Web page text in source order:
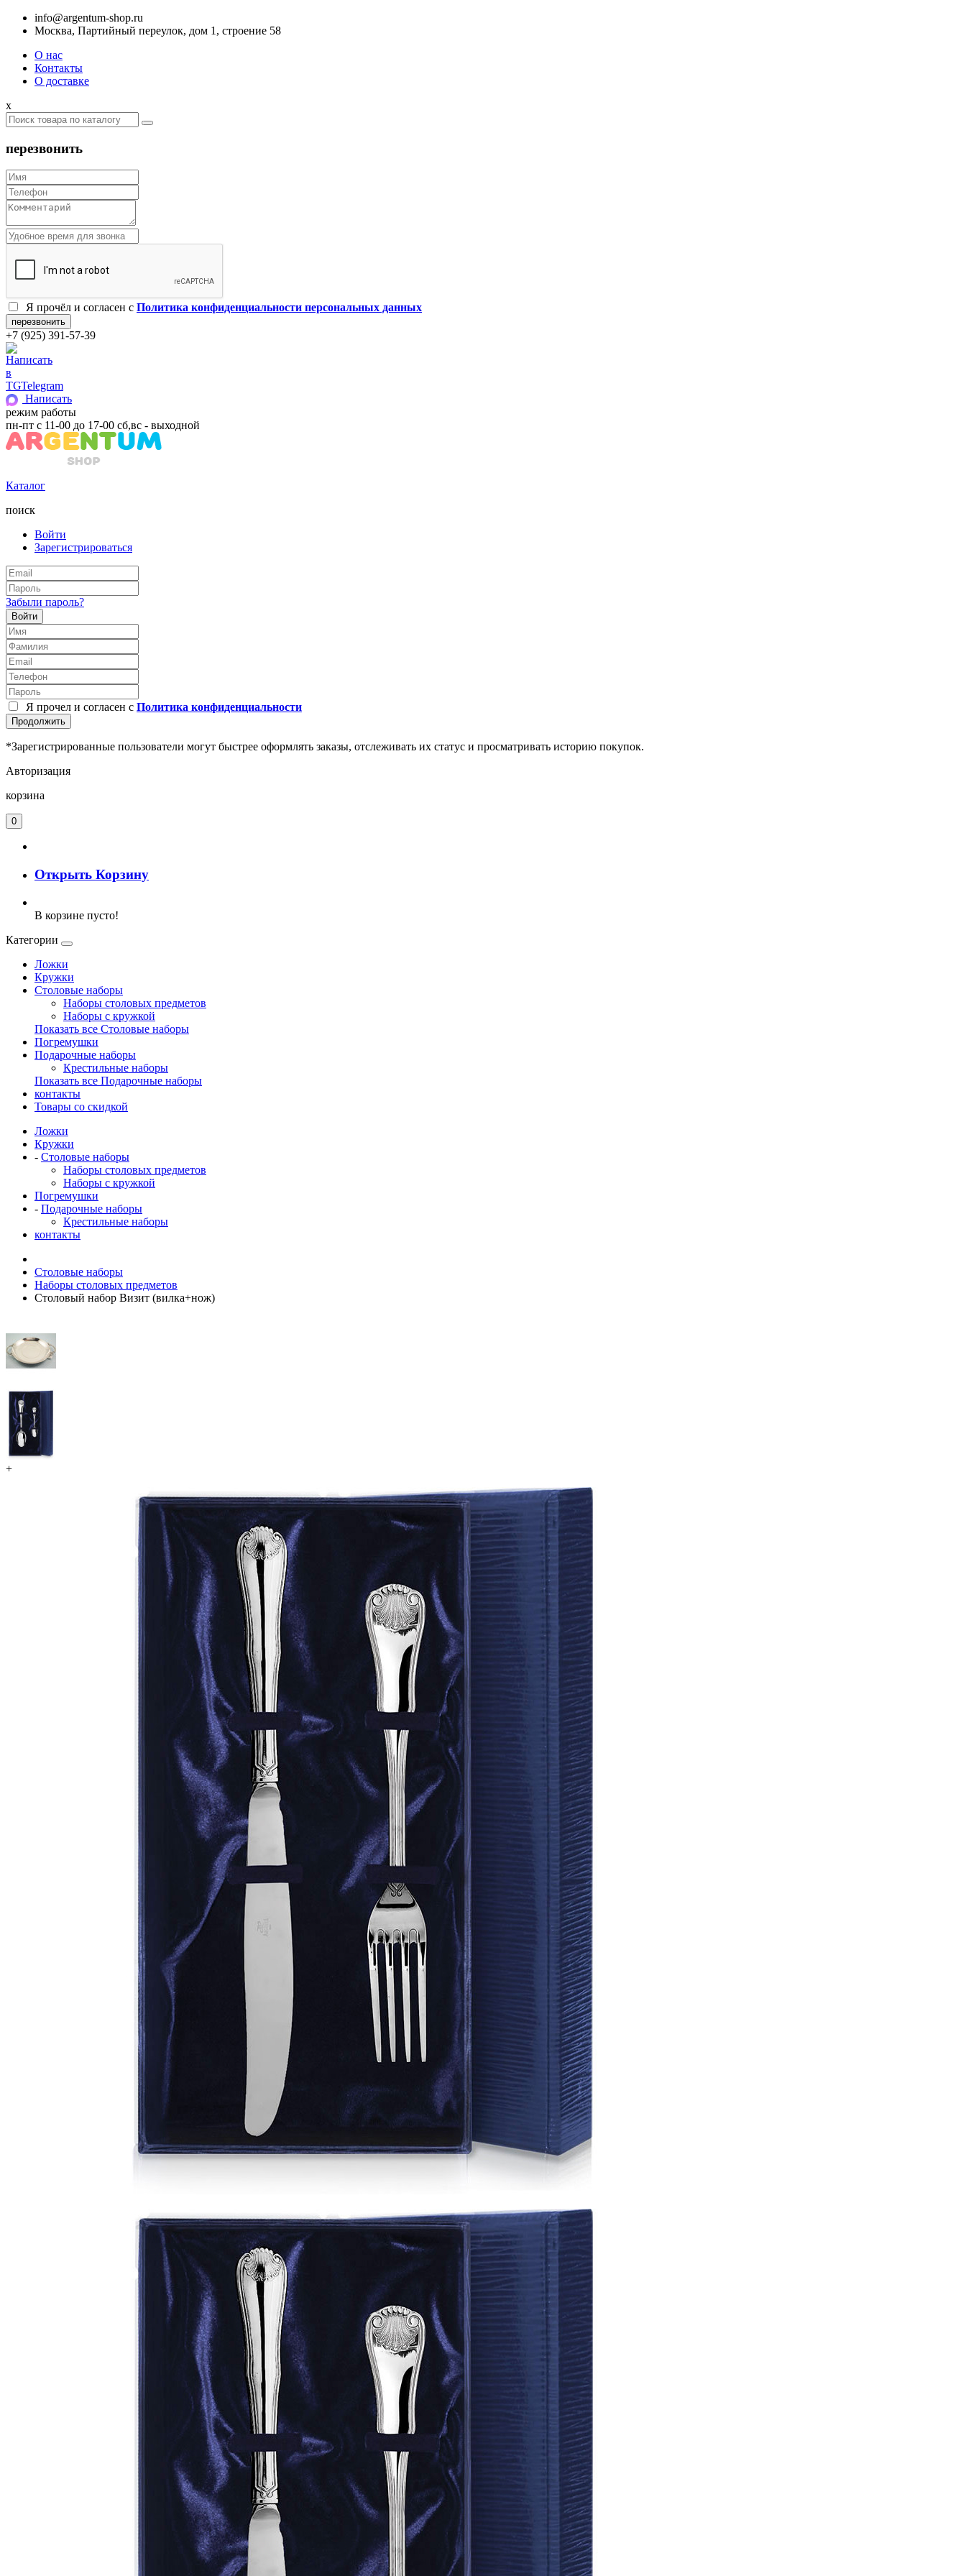
info@argentum-shop.ru
Москва, Партийный переулок, дом 1, строение 58
О нас
Контакты
О доставке
x
перезвонить
Я прочёл и согласен c Политика конфиденциальности персональных данных
+7 (925) 391-57-39
Telegram
Написать
режим работы
пн-пт с 11-00 до 17-00 сб,вс - выходной
Каталог
поиск
Войти
Зарегистрироваться
Забыли пароль?
Войти
Я прочел и согласен с Политика конфиденциальности
Продолжить
*Зарегистрированные пользователи могут быстрее оформлять заказы, отслеживать их статус и просматривать историю покупок.
Авторизация
корзина
0
Открыть Корзину
В корзине пусто!
Категории
Ложки
Кружки
Столовые наборы
Наборы столовых предметов
Наборы с кружкой
Показать все Столовые наборы
Погремушки
Подарочные наборы
Крестильные наборы
Показать все Подарочные наборы
контакты
Товары со скидкой
Ложки
Кружки
- Столовые наборы
Наборы столовых предметов
Наборы с кружкой
Погремушки
- Подарочные наборы
Крестильные наборы
контакты
Столовые наборы
Наборы столовых предметов
Столовый набор Визит (вилка+нож)
+